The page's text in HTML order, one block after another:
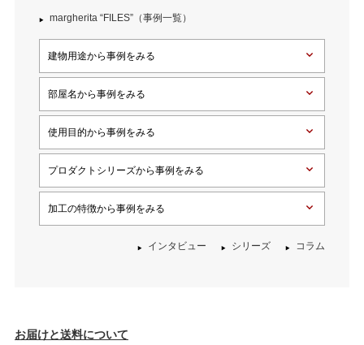
margherita “FILES”（事例一覧）
建物用途から事例をみる
部屋名から事例をみる
使用目的から事例をみる
プロダクトシリーズから事例をみる
加工の特徴から事例をみる
インタビュー シリーズ コラム
お届けと送料について